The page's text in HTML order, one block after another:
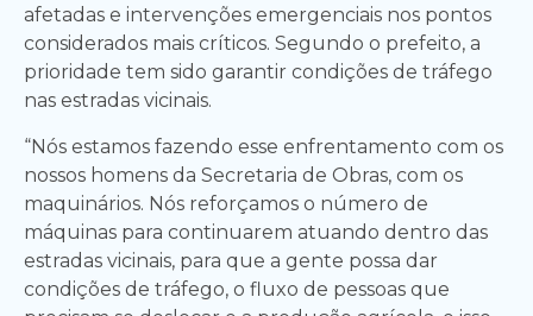
afetadas e intervenções emergenciais nos pontos
considerados mais críticos. Segundo o prefeito, a
prioridade tem sido garantir condições de tráfego
nas estradas vicinais.
“Nós estamos fazendo esse enfrentamento com os
nossos homens da Secretaria de Obras, com os
maquinários. Nós reforçamos o número de
máquinas para continuarem atuando dentro das
estradas vicinais, para que a gente possa dar
condições de tráfego, o fluxo de pessoas que